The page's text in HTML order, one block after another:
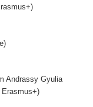
Andrassy Gyulia